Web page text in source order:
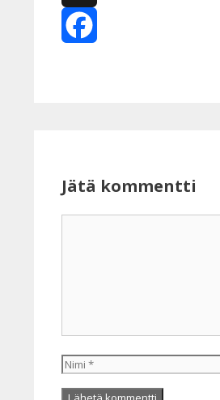
X
Jätä kommentti
Nimi